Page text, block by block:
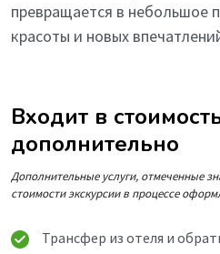
превращается в небольшое
красоты и новых
Входит в
дополнительно
Дополнительные услуги, отмеченные
стоимости экскурсии в процессе
Трансфер из отеля и